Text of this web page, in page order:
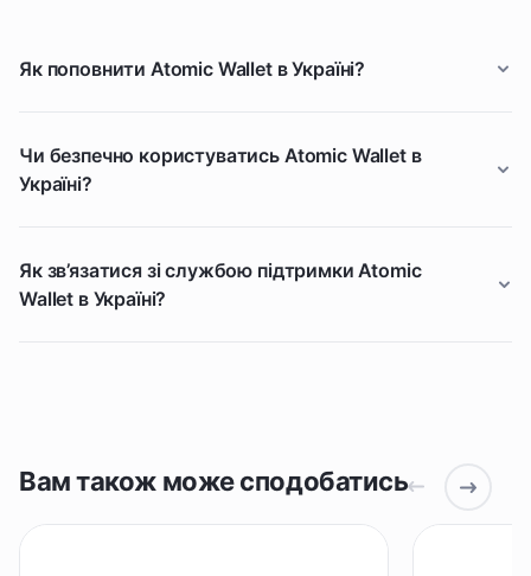
Як поповнити Atomic Wallet в Україні?
Чи безпечно користуватись Atomic Wallet в
Україні?
Як зв’язатися зі службою підтримки Atomic
Wallet в Україні?
Вам також може сподобатись